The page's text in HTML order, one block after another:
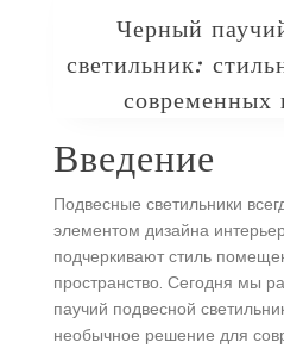
Черный
светильник:
современных
Введение
Подвесные светильники
элементом дизайна
подчеркивают стиль
пространство. Сегодня мы
паучий подвесной
необычное решение для